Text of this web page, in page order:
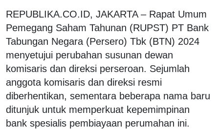
REPUBLIKA.CO.ID, JAKARTA – Rapat Umum
Pemegang Saham Tahunan (RUPST) PT Bank
Tabungan Negara (Persero) Tbk (BTN) 2024
menyetujui perubahan susunan dewan
komisaris dan direksi perseroan. Sejumlah
anggota komisaris dan direksi resmi
diberhentikan, sementara beberapa nama baru
ditunjuk untuk memperkuat kepemimpinan
bank spesialis pembiayaan perumahan ini.